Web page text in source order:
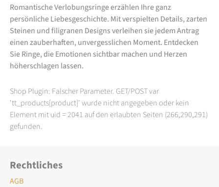
Romantische Verlobungsringe erzählen Ihre ganz
persönliche Liebesgeschichte. Mit verspielten Details, zarten
Steinen und filigranen Designs verleihen sie jedem Antrag
einen zauberhaften, unvergesslichen Moment. Entdecken
Sie Ringe, die Emotionen sichtbar machen und Herzen
höherschlagen lassen.
Shop Plugin: Falscher Parameter. GET/POST var
'tt_products[product]' wurde nicht angegeben oder kein
Element mit uid = 2041 auf den erlaubten Seiten (266,290,291)
gefunden.
Rechtliches
AGB